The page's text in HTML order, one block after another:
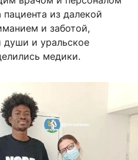
из далекой
и заботой,
души и уральское
медики.